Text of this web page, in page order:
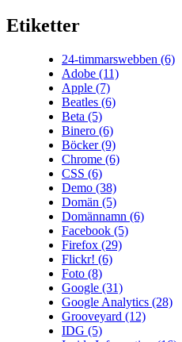
Etiketter
24-timmarswebben (6)
Adobe (11)
Apple (7)
Beatles (6)
Beta (5)
Binero (6)
Böcker(9)
Chrome (6)
CSS (6)
Demo (38)
Domän (5)
Domännamn (6)
Facebook (5)
Firefox (29)
Flickr! (6)
Foto (8)
Google (31)
Google Analytics (28)
Grooveyard (12)
IDG (5)